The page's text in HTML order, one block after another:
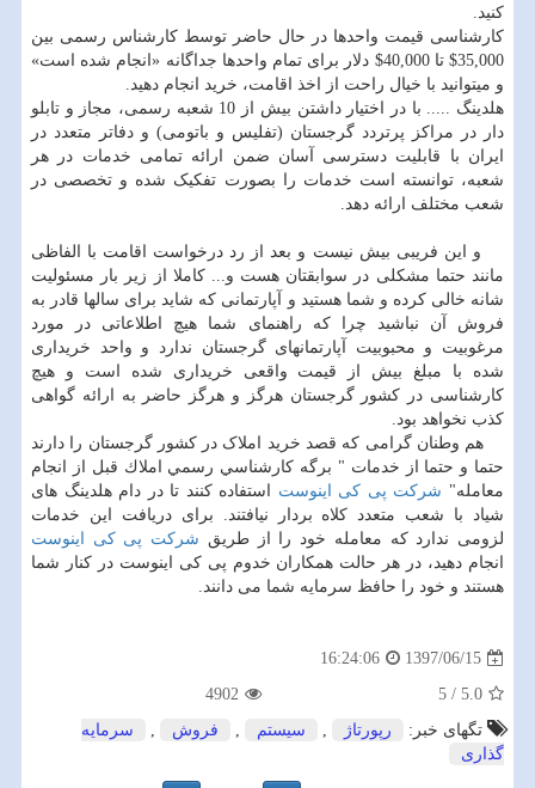
کنید.
کارشناسی قیمت واحدها در حال حاضر توسط کارشناس رسمی بین
35,000$ تا 40,000$ دلار برای تمام واحدها جداگانه «انجام شده است»
و میتوانید با خیال راحت از اخذ اقامت، خرید انجام دهید.
هلدینگ ..... با در اختیار داشتن بیش از 10 شعبه رسمی، مجاز و تابلو
دار در مراکز پرتردد گرجستان (تفلیس و باتومی) و دفاتر متعدد در
ایران با قابلیت دسترسی آسان ضمن ارائه تمامی خدمات در هر
شعبه، توانسته است خدمات را بصورت تفکیک شده و تخصصی در
شعب مختلف ارائه دهد.
و این فریبی بیش نیست و بعد از رد درخواست اقامت با الفاظی
مانند حتما مشکلی در سوابقتان هست و... کاملا از زیر بار مسئولیت
شانه خالی کرده و شما هستید و آپارتمانی که شاید برای سالها قادر به
فروش آن نباشید چرا که راهنمای شما هیچ اطلاعاتی در مورد
مرغوبیت و محبوبیت آپارتمانهای گرجستان ندارد و واحد خریداری
شده با مبلغ بیش از قیمت واقعی خریداری شده است و هیچ
کارشناسی در کشور گرجستان هرگز و هرگز حاضر به ارائه گواهی
کذب نخواهد بود.
هم وطنان گرامی که قصد خرید املاک در کشور گرجستان را دارند
حتما و حتما از خدمات " برگه كارشناسي رسمي املاك قبل از انجام
معامله" شرکت پی کی اینوست استفاده کنند تا در دام هلدینگ های
شیاد با شعب متعدد کلاه بردار نیافتند. برای دریافت این خدمات
لزومی ندارد که معامله خود را از طریق شرکت پی کی اینوست
انجام دهید، در هر حالت همکاران خدوم پی کی اینوست در کنار شما
هستند و خود را حافظ سرمایه شما می دانند.
1397/06/15
16:24:06
5.0
/
5
4902
تگهای خبر:
رپورتاژ , سیستم , فروش ,
سرمایه
گذاری